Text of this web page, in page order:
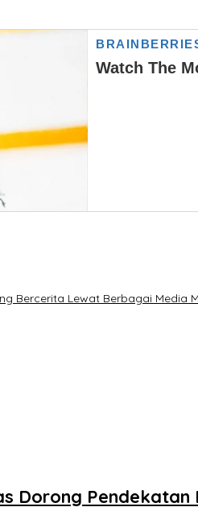
Bercerita Lewat Berbagai Media
Dorong